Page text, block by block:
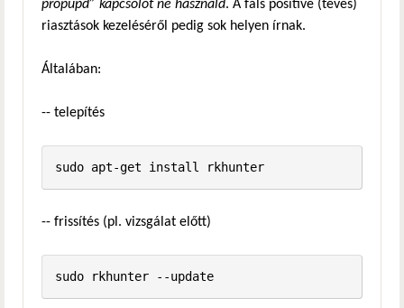
propupd” kapcsolót ne használd. A fals positive (téves)
riasztások kezeléséről pedig sok helyen írnak.
Általában:
-- telepítés
sudo apt-get install rkhunter
-- frissítés (pl. vizsgálat előtt)
sudo rkhunter --update